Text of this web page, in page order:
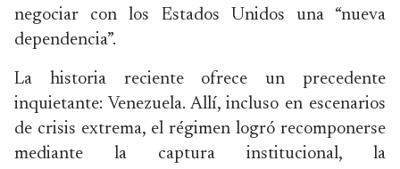
negociar con los Estados Unidos una “nueva
dependencia”.
La historia reciente ofrece un precedente
inquietante: Venezuela. Allí, incluso en escenarios
de crisis extrema, el régimen logró recomponerse
mediante la captura institucional, la